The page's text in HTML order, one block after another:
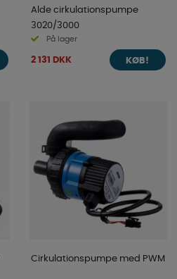
Alde cirkulationspumpe
3020/3000
På lager
2 131 DKK KØB!
Cirkulationspumpe med PWM